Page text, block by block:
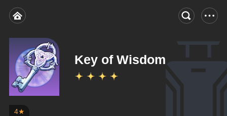
Key of Wisdom
4★